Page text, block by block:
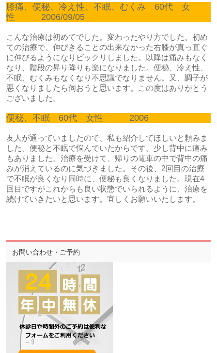
膝痛、便秘、冷え性、不眠、むくみ 60代 女
性 2006/09/05
こんな治療は初めてでした。変わったやり方でした。初め
ての治療で、伸びきることの出来なかった右膝が真っ直ぐ
に伸びるようになりビックリしました。以降は痛みもなく
なり、階段の昇り降りも楽になりました。便秘、冷え性、
不眠、むくみもなくなり不思議でなりません。又、調子が
悪くなりましたら伺おうと思います。この度はありがとう
ございました。
便秘、不眠 60代 女性 2006
友人が通っていましたので、私も紹介してほしいと頼みま
した。便秘と不眠で悩んでいたからです。少し背中に痛み
もありました。治療を受けて、帰りの電車の中で背中の痛
みが消えているのに気づきました。その後、2回目の治療
で不眠が良くなり同時に、便秘も良くなりました。現在4
回目ですがこれからも良い状態でいられるように、治療を
続けていきたいと思います。宜しくお願いいたします。
お問い合わせ・ご予約